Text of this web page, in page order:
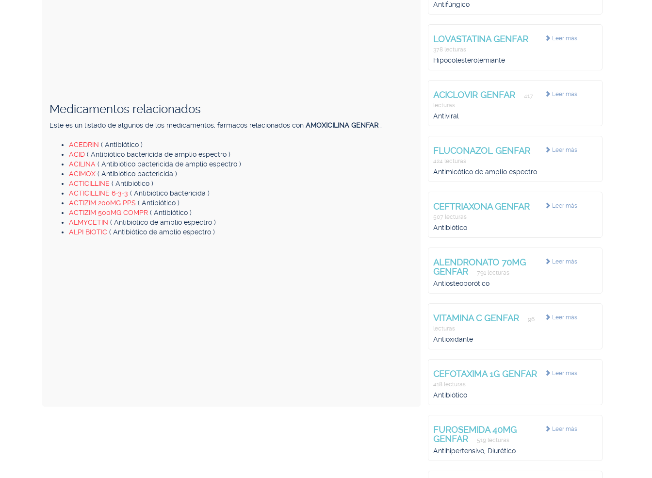
Medicamentos relacionados
Este es un listado de algunos de los medicamentos, fármacos relacionados con AMOXICILINA GENFAR
ACEDRIN ( Antibiótico )
ACID ( Antibiótico bactericida de amplio espectro )
ACILINA ( Antibiótico bactericida de amplio espectro )
ACIMOX ( Antibiótico bactericida )
ACTICILLINE ( Antibiótico )
ACTICILLINE 6-3-3 ( Antibiótico bactericida )
ACTIZIM 200MG PPS ( Antibiótico )
ACTIZIM 500MG COMPR ( Antibiótico )
ALMYCETIN ( Antibiótico de amplio espectro )
ALPI BIOTIC ( Antibiótico de amplio espectro )
Antifúngico
Leer más
LOVASTATINA GENFAR
378 lecturas
Hipocolesterolemiante
Leer más
ACICLOVIR GENFAR
417
lecturas
Antiviral
Leer más
FLUCONAZOL GENFAR
424 lecturas
Antimicótico de amplio espectro
Leer más
CEFTRIAXONA GENFAR
507 lecturas
Antibiótico
Leer más
ALENDRONATO 70MG
GENFAR
791 lecturas
Antiosteoporótico
Leer más
VITAMINA C GENFAR
96
lecturas
Antioxidante
Leer más
CEFOTAXIMA 1G GENFAR
418 lecturas
Antibiótico
Leer más
FUROSEMIDA 40MG
GENFAR
519 lecturas
Antihipertensivo, Diurético